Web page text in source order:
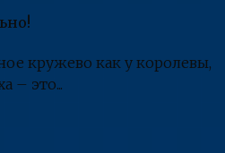
кружево как у королевы,
– это...